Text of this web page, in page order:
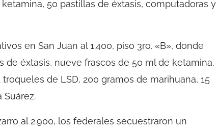
50 pastillas de éxtasis, computadoras y
en San Juan al 1.400, piso 3ro. «B», donde
de éxtasis, nueve frascos de 50 ml de ketamina,
de LSD, 200 gramos de marihuana, 15
Suárez.
al 2.900, los federales secuestraron un